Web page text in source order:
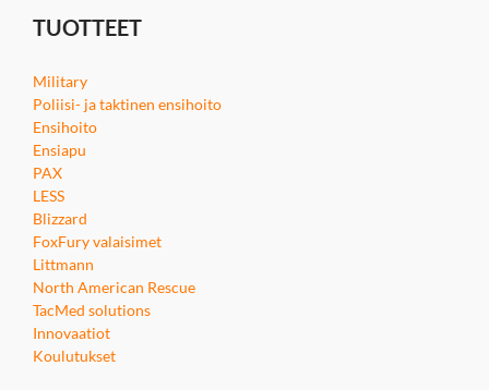
TUOTTEET
Military
Poliisi- ja taktinen ensihoito
Ensihoito
Ensiapu
PAX
LESS
Blizzard
FoxFury valaisimet
Littmann
North American Rescue
TacMed solutions
Innovaatiot
Koulutukset